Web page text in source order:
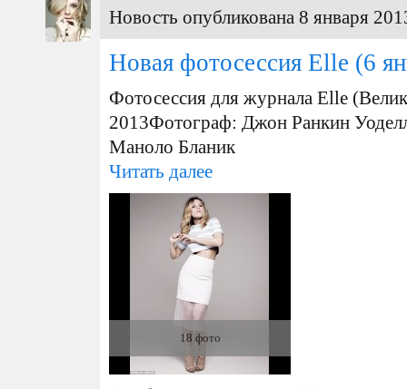
Новость опубликована 8 января
Новая фотосессия Elle (6
Фотосессия для журнала Elle
2013 Фотограф: Джон Ранкин
Маноло Бланик
Читать далее
18 фото